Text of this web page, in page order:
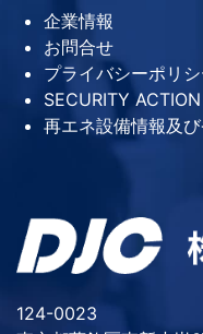
企業情報
お問合せ
プライバシーポリ
SECURITY
再エネ設備情報及
124-0023